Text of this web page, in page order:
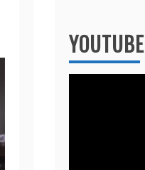
YOUTUBE